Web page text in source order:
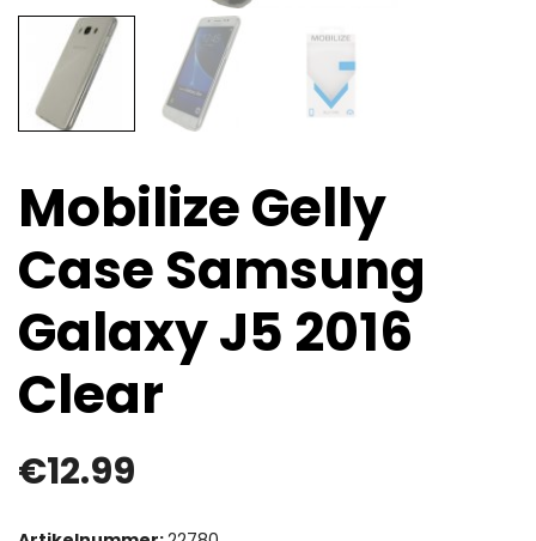
Mobilize Gelly
Case Samsung
Galaxy J5 2016
Clear
€12.99